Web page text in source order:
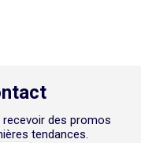
des promos
tendances.